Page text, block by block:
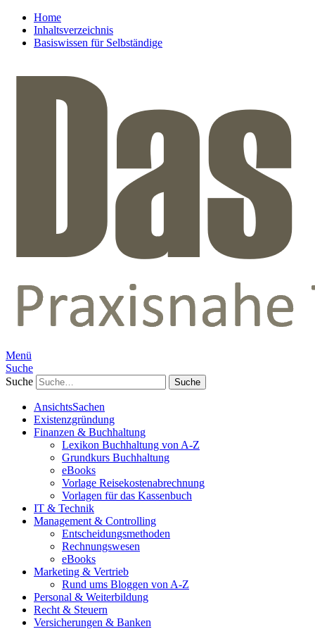
Home
Inhaltsverzeichnis
Basiswissen für Selbständige
Menü
Suche
Suche
AnsichtsSachen
Existenzgründung
Finanzen & Buchhaltung
Lexikon Buchhaltung von A-Z
Grundkurs Buchhaltung
eBooks
Vorlage Reisekostenabrechnung
Vorlagen für das Kassenbuch
IT & Technik
Management & Controlling
Entscheidungsmethoden
Rechnungswesen
eBooks
Marketing & Vertrieb
Rund ums Bloggen von A-Z
Personal & Weiterbildung
Recht & Steuern
Versicherungen & Banken